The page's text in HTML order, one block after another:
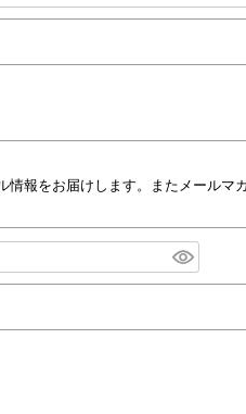
情報をお届けします。またメールマ